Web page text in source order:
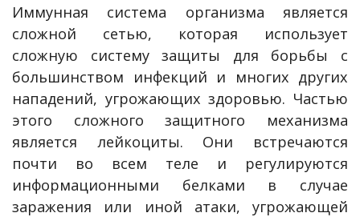
Иммунная система организма является
сложной сетью, которая использует
сложную систему защиты для борьбы с
большинством инфекций и многих других
нападений, угрожающих здоровью. Частью
этого сложного защитного механизма
является лейкоциты. Они встречаются
почти во всем теле и регулируются
информационными белками в случае
заражения или иной атаки, угрожающей